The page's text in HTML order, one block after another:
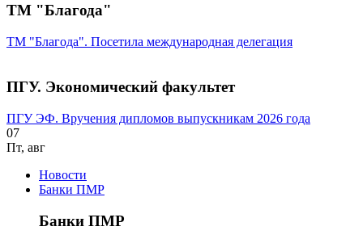
ТМ "Благода"
ТМ "Благода". Посетила международная делегация
ПГУ. Экономический факультет
ПГУ ЭФ. Вручения дипломов выпускникам 2026 года
07
Пт, авг
Новости
Банки ПМР
Банки ПМР